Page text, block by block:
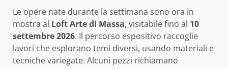
Le opere nate durante la settimana sono ora in
mostra al Loft Arte di Massa, visitabile fino al 10
settembre 2026. Il percorso espositivo raccoglie
lavori che esplorano temi diversi, usando materiali e
tecniche variegate. Alcuni pezzi richiamano